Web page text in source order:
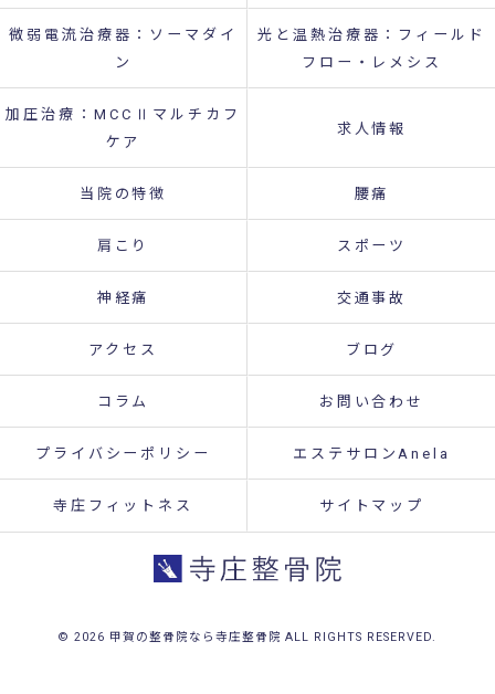
微弱電流治療器：ソーマダイ
ン
光と温熱治療器：フィールド
フロー・レメシス
加圧治療：MCCⅡマルチカフ
ケア
求人情報
当院の特徴 腰痛
肩こり スポーツ
神経痛 交通事故
アクセス ブログ
コラム お問い合わせ
プライバシーポリシー エステサロンAnela
寺庄フィットネス サイトマップ
© 2026 甲賀の整骨院なら寺庄整骨院 ALL RIGHTS RESERVED.